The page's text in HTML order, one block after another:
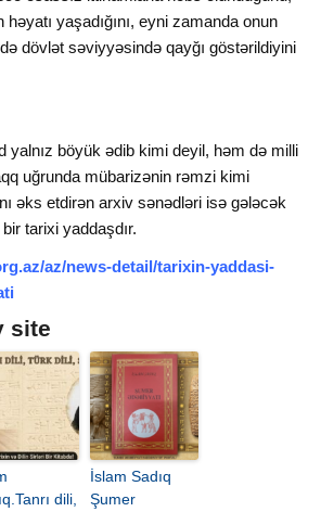
yaşadığını, eyni zamanda onun
dövlət səviyyəsində qayğı göstərildiyini
yalnız böyük ədib kimi deyil, həm də milli
uğrunda mübarizənin rəmzi kimi
əks etdirən arxiv sənədləri isə gələcək
tarixi yaddaşdır.
az/news-detail/tarixin-yaddasi-
site
dili,
İslam Sadıq
Şumer